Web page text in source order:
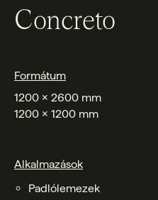
Concreto
Formátum
1200 x 2600 mm
1200 x 1200 mm
Alkalmazások
Padlólemezek